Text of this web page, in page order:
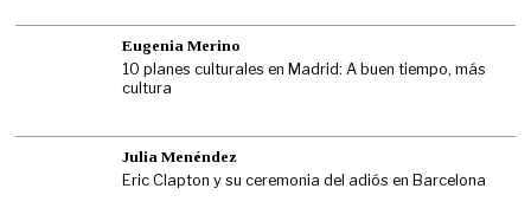
Eugenia Merino
10 planes culturales en Madrid: A buen tiempo, más
cultura
Julia Menéndez
Eric Clapton y su ceremonia del adiós en Barcelona